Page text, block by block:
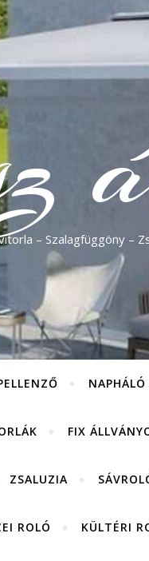
– Szalagfüggöny –
FIX
ZSALUZIA
ROLÓ KÜLTÉRI